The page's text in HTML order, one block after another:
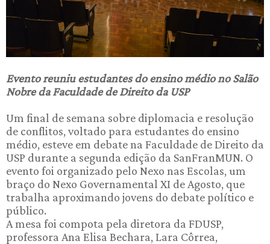
Evento reuniu estudantes do ensino médio no Salão
Nobre da Faculdade de Direito da USP
Um final de semana sobre diplomacia e resolução
de conflitos, voltado para estudantes do ensino
médio, esteve em debate na Faculdade de Direito da
USP durante a segunda edição da SanFranMUN. O
evento foi organizado pelo Nexo nas Escolas, um
braço do Nexo Governamental XI de Agosto, que
trabalha aproximando jovens do debate político e
público.
A mesa foi compota pela diretora da FDUSP,
professora Ana Elisa Bechara, Lara Côrrea,